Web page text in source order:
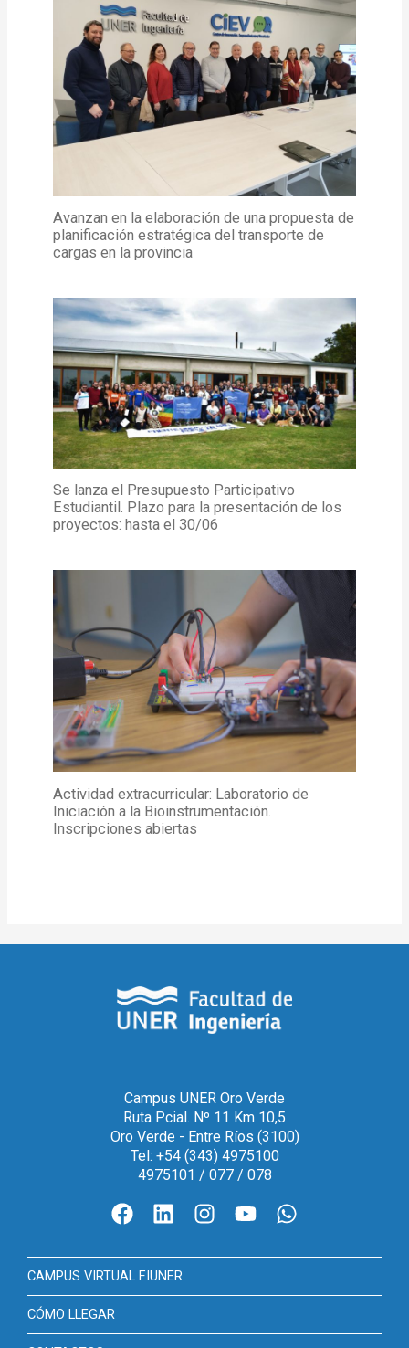
Avanzan en la elaboración de una propuesta de
planificación estratégica del transporte de
cargas en la provincia
Se lanza el Presupuesto Participativo
Estudiantil. Plazo para la presentación de los
proyectos: hasta el 30/06
Actividad extracurricular: Laboratorio de
Iniciación a la Bioinstrumentación.
Inscripciones abiertas
Campus UNER Oro Verde
Ruta Pcial. Nº 11 Km 10,5
Oro Verde - Entre Ríos (3100)
Tel: +54 (343) 4975100
4975101 / 077 / 078
CAMPUS VIRTUAL FIUNER
CÓMO LLEGAR